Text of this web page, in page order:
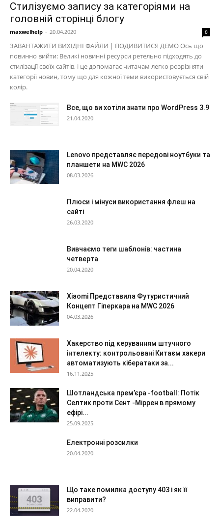
Стилізуємо запису за категоріями на
головній сторінці блогу
maxwelhelp - 20.04.2020 0
ЗАВАНТАЖИТИ ВИХІДНІ ФАЙЛИ | ПОДИВИТИСЯ ДЕМО Ось що
повинно вийти: Великі новинні ресурси ретельно підходять до
стилізації своїх сайтів, і це допомагає читачам легко розрізняти
категорії новин, тому що для кожної теми використовується свій
колір.
Все, що ви хотіли знати про WordPress 3.9
21.04.2020
Lenovo представляє передові ноутбуки та
планшети на MWC 2026
08.03.2026
Плюси і мінуси використання флеш на
сайті
26.03.2020
Вивчаємо теги шаблонів: частина
четверта
20.04.2020
Xiaomi Представила Футуристичний
Концепт Гіперкара на MWC 2026
04.03.2026
Хакерство під керуванням штучного
інтелекту: контрольовані Китаєм хакери
автоматизують кібератаки за...
16.11.2025
Шотландська прем’єра -football: Потік
Селтик проти Сент -Міррен в прямому
ефірі...
25.09.2025
Електронні розсилки
20.04.2020
Що таке помилка доступу 403 і як її
виправити?
22.04.2020